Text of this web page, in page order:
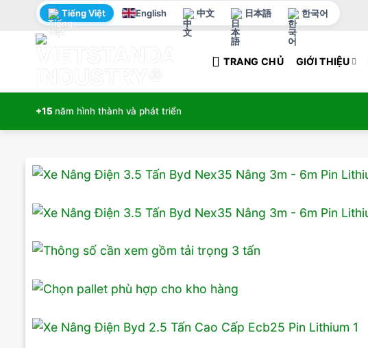
Tiếng Việt English 中文 日本語 한국어
TRANG CHỦ GIỚI THIỆU
+15 năm hình thành và phát triển